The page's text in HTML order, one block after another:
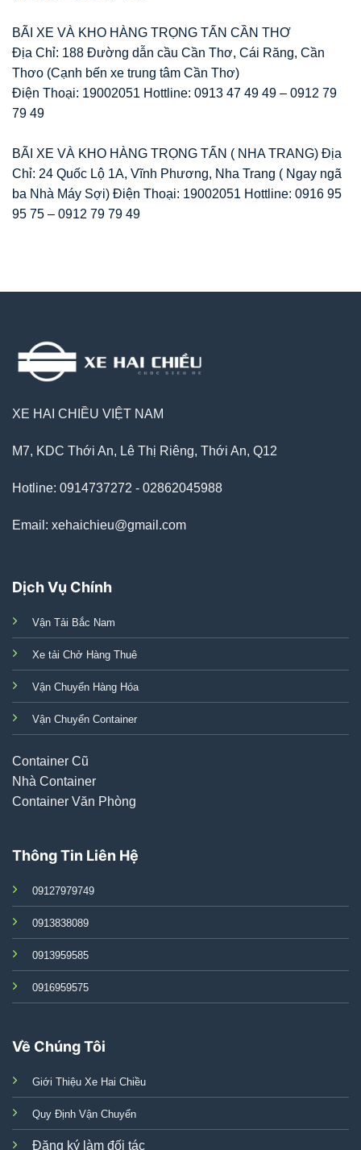
BÃI XE VÀ KHO HÀNG TRỌNG TẤN CẦN THƠ
Địa Chỉ: 188 Đường dẫn cầu Cần Thơ, Cái Răng, Cần
Thơo (Cạnh bến xe trung tâm Cần Thơ)
Điện Thoại: 19002051 Hottline: 0913 47 49 49 – 0912 79
79 49
BÃI XE VÀ KHO HÀNG TRỌNG TẤN ( NHA TRANG) Địa
Chỉ: 24 Quốc Lộ 1A, Vĩnh Phương, Nha Trang ( Ngay ngã
ba Nhà Máy Sợi) Điện Thoại: 19002051 Hottline: 0916 95
95 75 – 0912 79 79 49
XE HAI CHIỀU VIỆT NAM
M7, KDC Thới An, Lê Thị Riêng, Thới An, Q12
Hotline: 0914737272 - 02862045988
Email: xehaichieu@gmail.com
Dịch Vụ Chính
Vận Tải Bắc Nam
Xe tải Chở Hàng Thuê
Vận Chuyển Hàng Hóa
Vận Chuyển Container
Container Cũ
Nhà Container
Container Văn Phòng
Thông Tin Liên Hệ
09127979749
0913838089
0913959585
0916959575
Về Chúng Tôi
Giới Thiệu Xe Hai Chiều
Quy Định Vận Chuyển
Đăng ký làm đối tác